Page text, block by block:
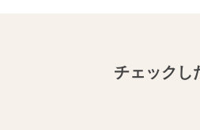
チェックし